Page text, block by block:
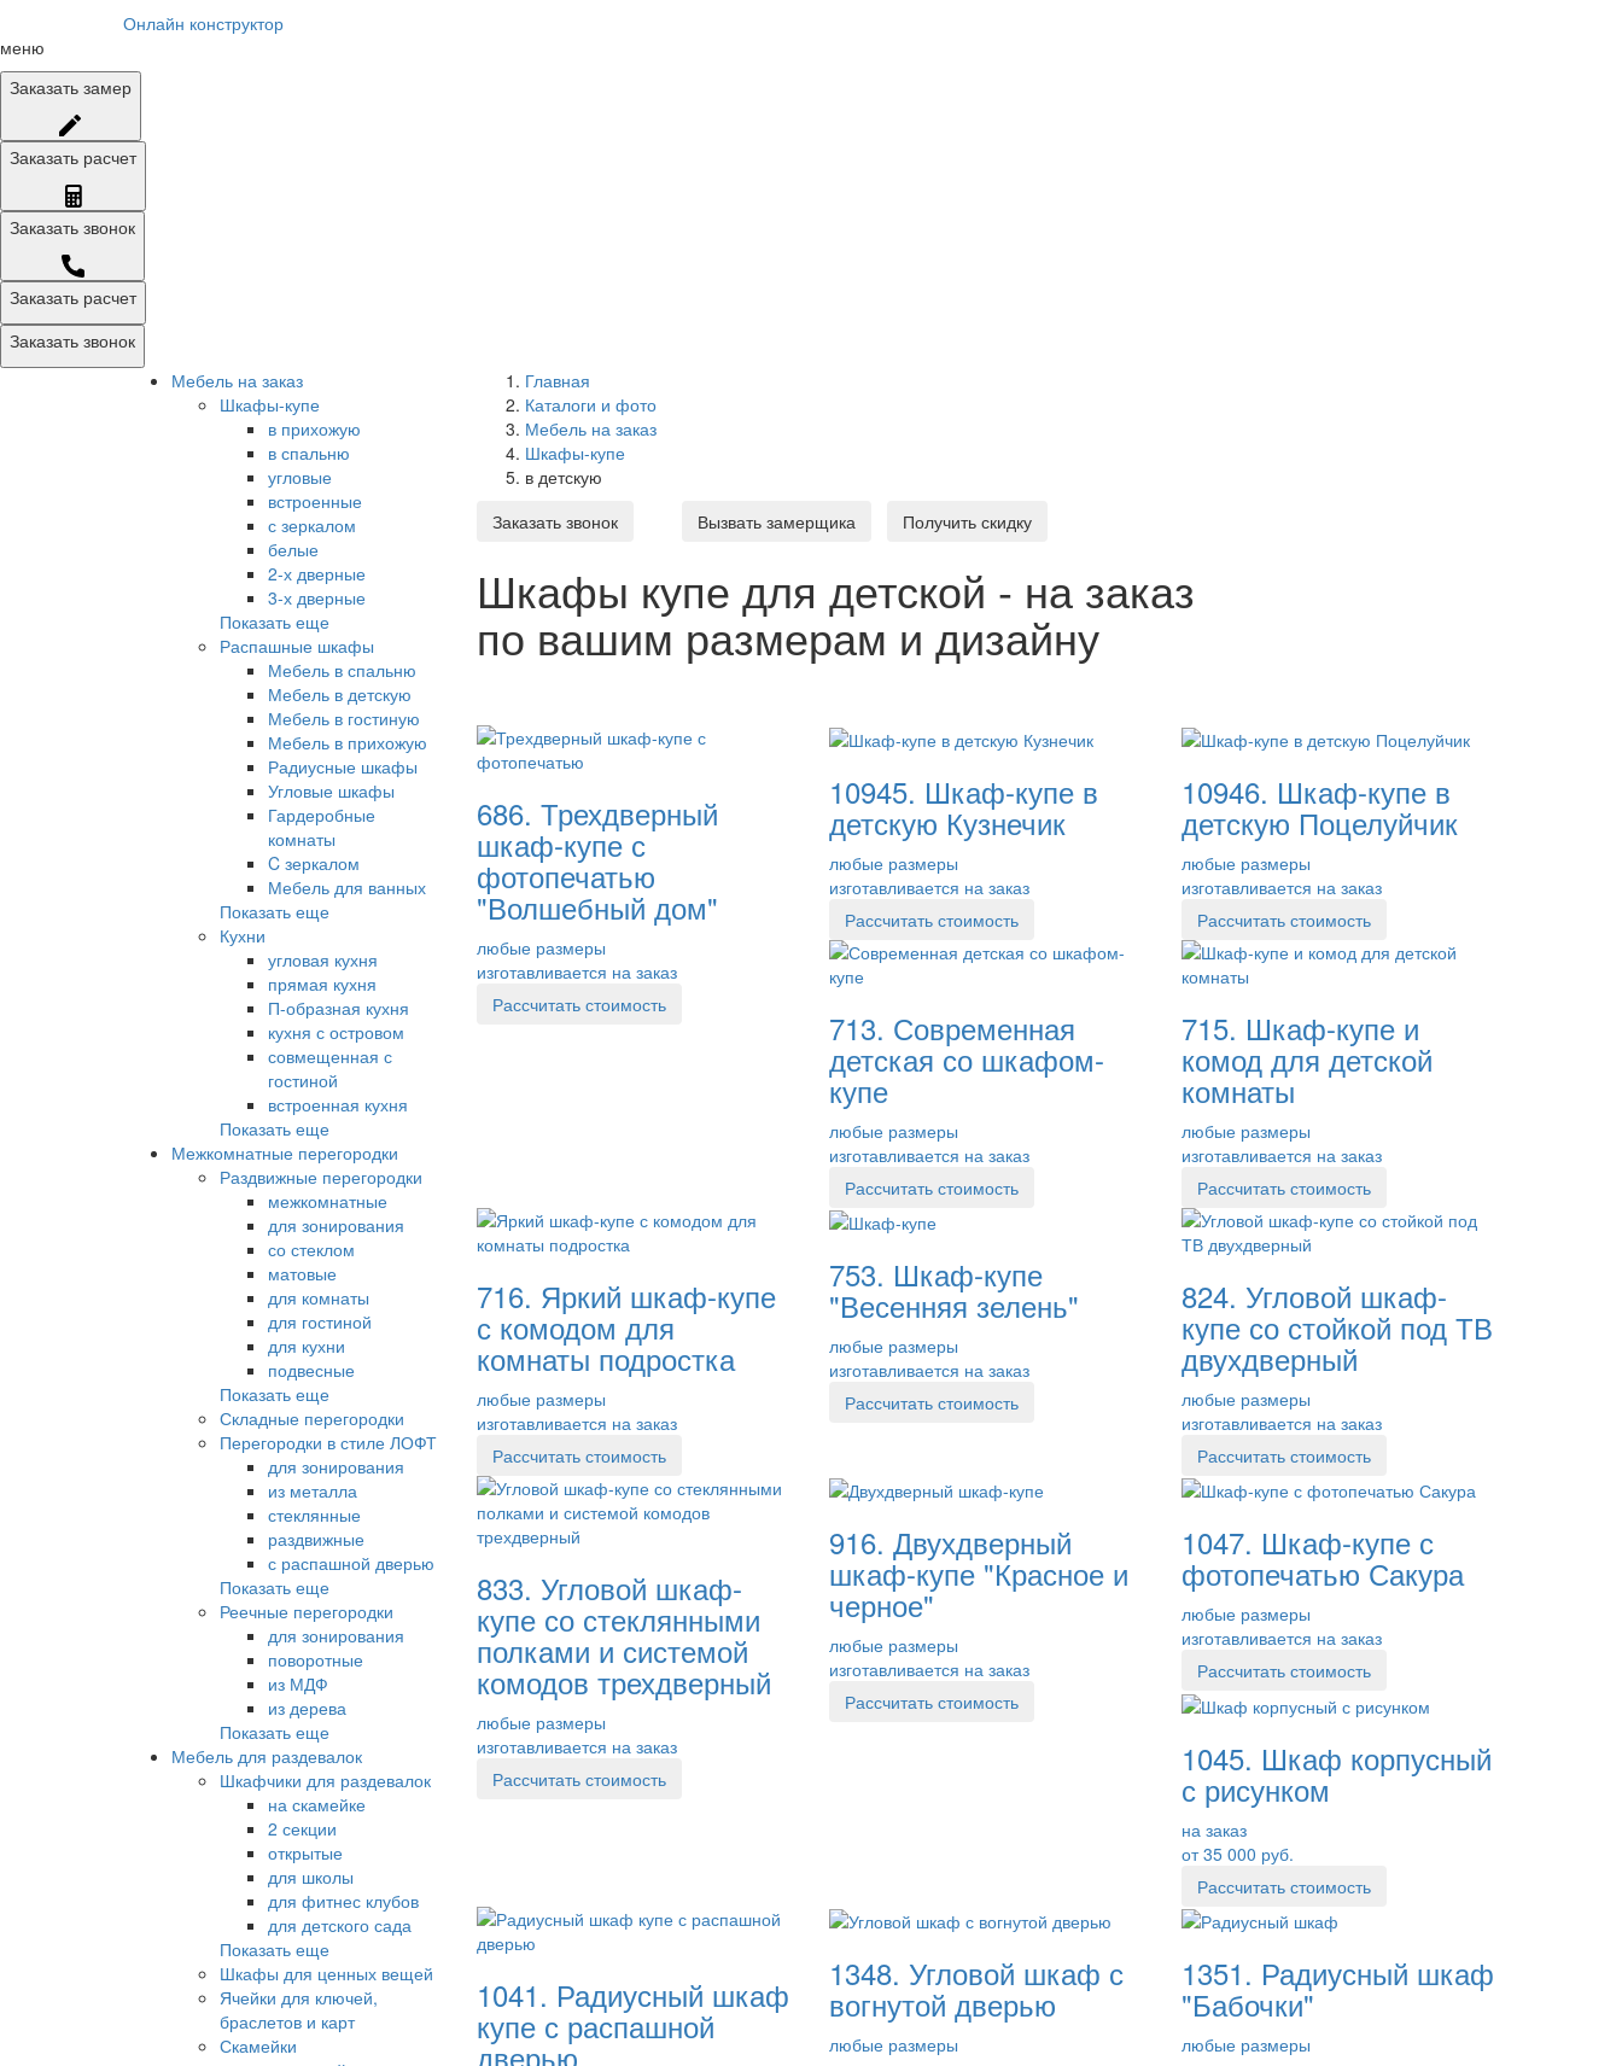
Онлайн конструктор
меню
Заказать замер
Заказать расчет
Заказать звонок
Заказать расчет
Заказать звонок
Мебель на заказ
Шкафы-купе
в прихожую
в спальню
угловые
встроенные
с зеркалом
белые
2-х дверные
3-х дверные
Показать еще
Распашные шкафы
Мебель в спальню
Мебель в детскую
Мебель в гостиную
Мебель в прихожую
Радиусные шкафы
Угловые шкафы
Гардеробные
комнаты
C зеркалом
Мебель для ванных
Показать еще
Кухни
угловая кухня
прямая кухня
П-образная кухня
кухня с островом
совмещенная с
гостиной
встроенная кухня
Показать еще
Межкомнатные перегородки
Раздвижные перегородки
межкомнатные
для зонирования
со стеклом
матовые
для комнаты
для гостиной
для кухни
подвесные
Показать еще
Складные перегородки
Перегородки в стиле ЛОФТ
для зонирования
из металла
стеклянные
раздвижные
с распашной дверью
Показать еще
Реечные перегородки
для зонирования
поворотные
из МДФ
из дерева
Показать еще
Мебель для раздевалок
Шкафчики для раздевалок
на скамейке
2 секции
открытые
для школы
для фитнес клубов
для детского сада
Показать еще
Шкафы для ценных вещей
Ячейки для ключей,
браслетов и карт
Скамейки
Главная
Каталоги и фото
Мебель на заказ
Шкафы-купе
в детскую
Заказать звонок
Вызвать замерщика Получить скидку
Шкафы купе для детской - на заказ
по вашим размерам и дизайну
686. Трехдверный
шкаф-купе с
фотопечатью
"Волшебный дом"
любые размеры
изготавливается на заказ
Рассчитать стоимость
10945. Шкаф-купе в
детскую Кузнечик
любые размеры
изготавливается на заказ
Рассчитать стоимость
10946. Шкаф-купе в
детскую Поцелуйчик
любые размеры
изготавливается на заказ
Рассчитать стоимость
713. Современная
детская со шкафом-
купе
любые размеры
изготавливается на заказ
Рассчитать стоимость
715. Шкаф-купе и
комод для детской
комнаты
любые размеры
изготавливается на заказ
Рассчитать стоимость
716. Яркий шкаф-купе
с комодом для
комнаты подростка
любые размеры
изготавливается на заказ
Рассчитать стоимость
753. Шкаф-купе
"Весенняя зелень"
любые размеры
изготавливается на заказ
Рассчитать стоимость
824. Угловой шкаф-
купе со стойкой под ТВ
двухдверный
любые размеры
изготавливается на заказ
Рассчитать стоимость
833. Угловой шкаф-
купе со стеклянными
полками и системой
комодов трехдверный
любые размеры
изготавливается на заказ
Рассчитать стоимость
916. Двухдверный
шкаф-купе "Красное и
черное"
любые размеры
изготавливается на заказ
Рассчитать стоимость
1047. Шкаф-купе с
фотопечатью Сакура
любые размеры
изготавливается на заказ
Рассчитать стоимость
1045. Шкаф корпусный
с рисунком
на заказ
от 35 000 руб.
Рассчитать стоимость
1041. Радиусный шкаф
купе с распашной
дверью
1348. Угловой шкаф с
вогнутой дверью
любые размеры
1351. Радиусный шкаф
"Бабочки"
любые размеры